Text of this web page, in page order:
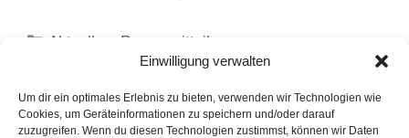
Einwilligung verwalten
Um dir ein optimales Erlebnis zu bieten, verwenden wir Technologien wie
Cookies, um Geräteinformationen zu speichern und/oder darauf
zuzugreifen. Wenn du diesen Technologien zustimmst, können wir Daten
Kategorien
Aktuelles
Pressemitteilungen
Erstausrüstung,Reifenhersteller
Gewinner-Typ: Mitsubishi COLT
Neuer Outlander auf virtueller Tour nach